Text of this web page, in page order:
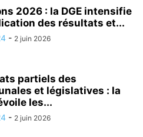
2026 : la DGE intensifie
des résultats et...
- 2 juin 2026
partiels des
et législatives : la
les...
- 2 juin 2026